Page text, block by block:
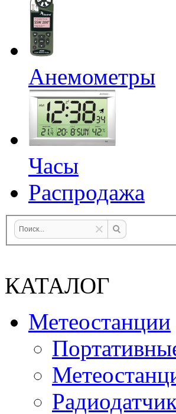
Анемометры
Часы
Распродажа
КАТАЛОГ
Метеостанции